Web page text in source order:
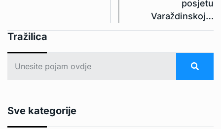
posjetu
Varaždinskoj…
Tražilica
Sve kategorije